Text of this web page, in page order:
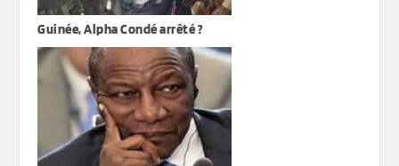
Guinée, Alpha Condé arrêté ?